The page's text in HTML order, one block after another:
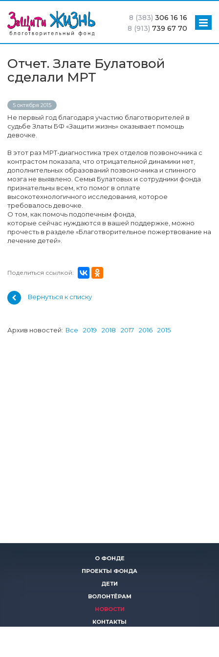
8 (383) 306 16 16
8 (913) 739 67 70
Отчет. Злате Булатовой
сделали МРТ
5 октября 2015
Не первый год благодаря участию благотворителей в
судьбе Златы БФ «Защити жизнь» оказывает помощь
девочке.
В этот раз МРТ-диагностика трех отделов позвоночника с
контрастом показала, что отрицательной динамики нет,
дополнительных образований позвоночника и спинного
мозга не выявлено. Семья Булатовых и сотрудники фонда
признательны всем, кто помог в оплате
высокотехнологичного исследования, которое
требовалось девочке.
О том, как помочь подопечным фонда,
которые сейчас нуждаются в вашей поддержке, можно
прочесть в разделе «Благотворительное пожертвование на
лечение детей».
Поделиться ссылкой:
Вернуться к списку
Архив новостей: Все 2019 2018 2017 2016 2015
О ФОНДЕ
ПРОЕКТЫ ФОНДА
ДЕТИ
ВОЛОНТЁРАМ
НОВОСТИ
КОНТАКТЫ